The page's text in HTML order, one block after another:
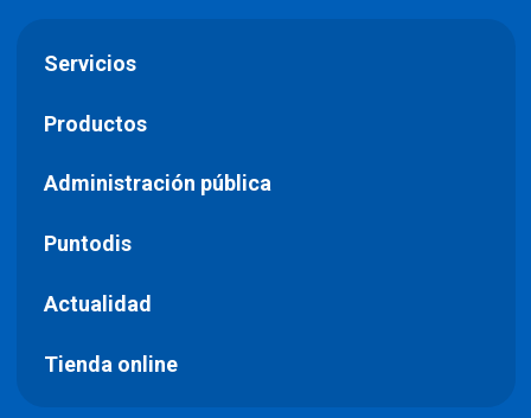
Servicios
Productos
Administración pública
Puntodis
Actualidad
Tienda online